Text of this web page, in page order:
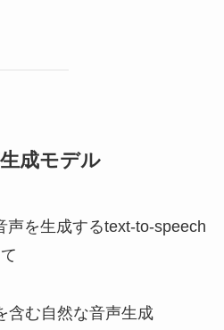
成モデル
声を生成するtext-to-speech
含む自然な音声生成